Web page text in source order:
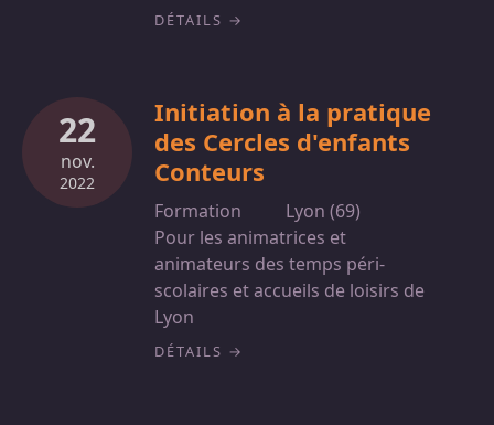
DÉTAILS
22
nov.
2022
Initiation à la pratique
des Cercles d'enfants
Conteurs
Formation
Lyon (69)
Pour les animatrices et
animateurs des temps péri-
scolaires et accueils de loisirs de
Lyon
DÉTAILS